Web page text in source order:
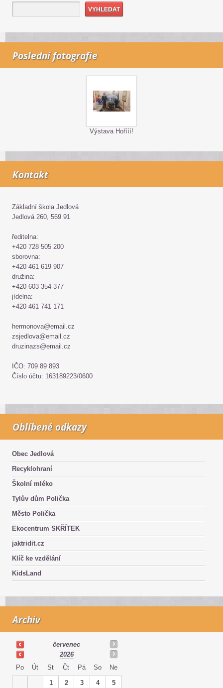
Poslední fotografie
Výstava Hořííí!
Kontakt
Základní škola Jedlová
Jedlová 260, 569 91
ředitelna:
+420 728 505 200
sborovna:
+420 461 619 907
družina:
+420 603 354 377
jídelna:
+420 461 741 171
hermonova@email.cz
zsjedlova@email.cz
druzinazs@email.cz
IČO: 709 89 893
Číslo účtu: 163189223/0600
Oblíbené odkazy
Obec Jedlová
Recyklohraní
Školní mléko
Tylův dům Polička
Město Polička
Ekocentrum SKŘÍTEK
jaktridit.cz
Klíč ke vzdělání
KidsLand
Archiv
červenec
2026
Po
Út St Čt Pá So Ne
1 2 3 4 5